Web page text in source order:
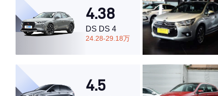
4.38
DS DS 4
24.28-29.18万
4.5